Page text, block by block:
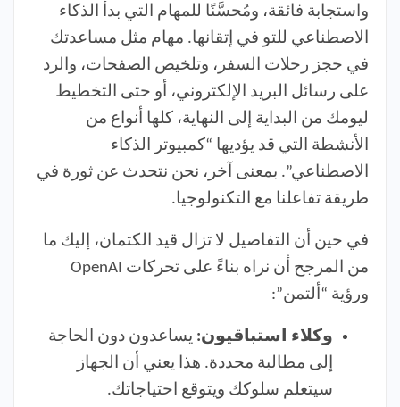
واستجابة فائقة، ومُحسَّنًا للمهام التي بدأ الذكاء
الاصطناعي للتو في إتقانها. مهام مثل مساعدتك
في حجز رحلات السفر، وتلخيص الصفحات، والرد
على رسائل البريد الإلكتروني، أو حتى التخطيط
ليومك من البداية إلى النهاية، كلها أنواع من
الأنشطة التي قد يؤديها “كمبيوتر الذكاء
الاصطناعي”. بمعنى آخر، نحن نتحدث عن ثورة في
طريقة تفاعلنا مع التكنولوجيا.
في حين أن التفاصيل لا تزال قيد الكتمان، إليك ما
من المرجح أن نراه بناءً على تحركات OpenAI
ورؤية “ألتمن”:
وكلاء استباقيون: يساعدون دون الحاجة
إلى مطالبة محددة. هذا يعني أن الجهاز
سيتعلم سلوكك ويتوقع احتياجاتك.